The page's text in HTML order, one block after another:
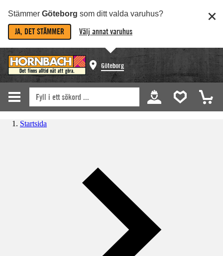
Stämmer Göteborg som ditt valda varuhus?
JA, DET STÄMMER Välj annat varuhus
Göteborg
Startsida